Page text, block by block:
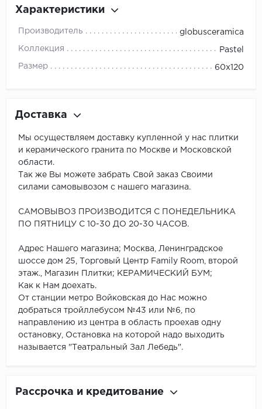
Характеристики
Производитель globusceramica
Коллекция Pastel
Размер 60x120
Доставка
Мы осуществляем доставку купленной у нас плитки
и керамического гранита по Москве и Московской
области.
Так же Вы можете забрать Свой заказ Своими
силами самовывозом с нашего магазина.
САМОВЫВОЗ ПРОИЗВОДИТСЯ С ПОНЕДЕЛЬНИКА
ПО ПЯТНИЦУ С 10-30 ДО 20-30 ЧАСОВ.
Адрес Нашего магазина; Москва, Ленинградское
шоссе дом 25, Торговый Центр Family Room, второй
этаж., Магазин Плитки; КЕРАМИЧЕСКИЙ БУМ;
Как к Нам доехать.
От станции метро Войковская до Нас можно
добраться тройллебусом №43 или №6, по
направлению из центра в область проехав одну
остановку, Остановка на которой надо выходить
называется "Театральный Зал Лебедь".
Рассрочка и кредитование